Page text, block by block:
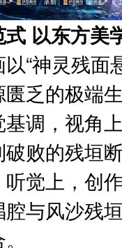
以东方美
以“神灵残面
乏的极端
调 ， 视角
败的残垣
觉上，创
与风沙残